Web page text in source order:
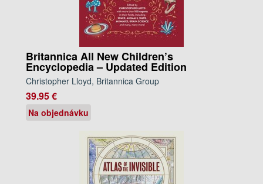
Britannica All New Children’s
Encyclopedia – Updated Edition
Christopher Lloyd, Britannica Group
39.95 €
Na objednávku